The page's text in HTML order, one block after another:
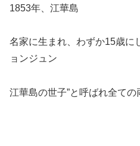
1853年、江華島
名家に生まれ、わずか15歳に
ョンジュン
江華島の世子”と呼ばれ全て